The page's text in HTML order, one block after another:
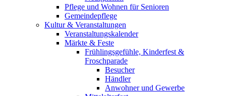
Pflege und Wohnen für Senioren
Gemeindepflege
Kultur & Veranstaltungen
Veranstaltungskalender
Märkte & Feste
Frühlingsgefühle, Kinderfest &
Froschparade
Besucher
Händler
Anwohner und Gewerbe